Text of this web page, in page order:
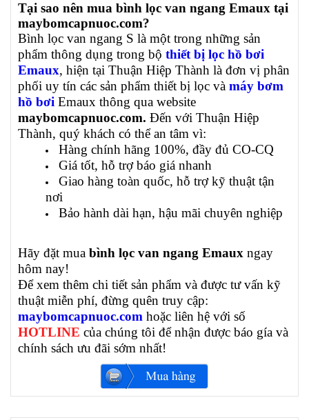
Tại sao nên mua bình lọc van ngang Emaux tại
maybomcapnuoc.com?
Bình lọc van ngang S là một trong những sản
phẩm thông dụng trong bộ thiết bị lọc hồ bơi
Emaux, hiện tại Thuận Hiệp Thành là đơn vị phân
phối uy tín các sản phẩm thiết bị lọc và máy bơm
hồ bơi Emaux thông qua website
maybomcapnuoc.com. Đến với Thuận Hiệp
Thành, quý khách có thể an tâm vì:
Hàng chính hãng 100%, đầy đủ CO-CQ
Giá tốt, hỗ trợ báo giá nhanh
Giao hàng toàn quốc, hỗ trợ kỹ thuật tận
nơi
Bảo hành dài hạn, hậu mãi chuyên nghiệp
Hãy đặt mua bình lọc van ngang Emaux ngay
hôm nay!
Để xem thêm chi tiết sản phẩm và được tư vấn kỹ
thuật miễn phí, đừng quên truy cập:
maybomcapnuoc.com hoặc liên hệ với số
HOTLINE của chúng tôi để nhận được báo gía và
chính sách ưu đãi sớm nhất!